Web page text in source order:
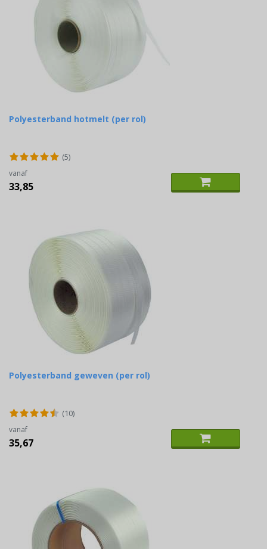
Polyesterband hotmelt (per rol)
(5)
vanaf
33,85
Polyesterband geweven (per rol)
(10)
vanaf
35,67